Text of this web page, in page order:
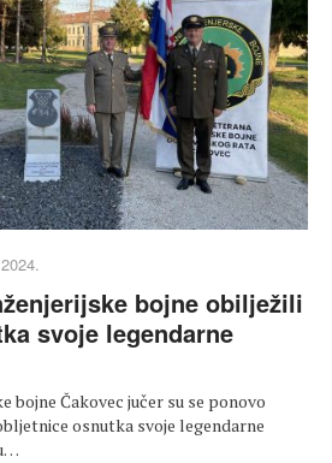
bojne obilježili
svoje legendarne
bojne Čakovec jučer su se ponovo
osnutka svoje legendarne